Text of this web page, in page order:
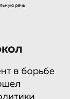
речь
в борьбе